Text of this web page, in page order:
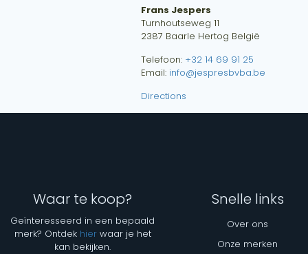
Frans Jespers
Turnhoutseweg 11
2387 Baarle Hertog België
Telefoon: +32 14 69 91 25
Email: info@jespresbvba.be
Directions
Waar te koop?
Geïnteresseerd in een bepaald
merk? Ontdek hierwaar je het
kan bekijken.
Snelle links
Over ons
Onze merken